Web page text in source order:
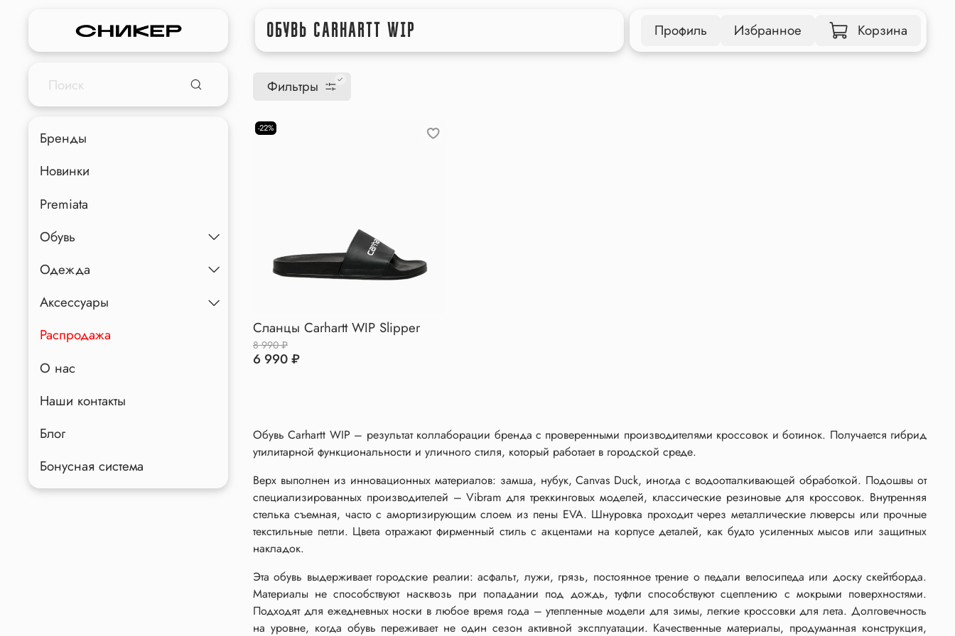
ОБУВЬ CARHARTT WIP Профиль Избранное Корзина
Фильтры
-22%
Сланцы Carhartt WIP Slipper
8 990 ₽
6 990 ₽
Обувь Carhartt WIP – результат коллаборации бренда с проверенными производителями кроссовок и ботинок. Получается гибрид
утилитарной функциональности и уличного стиля, который работает в городской среде.
Верх выполнен из инновационных материалов: замша, нубук, Canvas Duck, иногда с водоотталкивающей обработкой. Подошвы от
специализированных производителей – Vibram для треккинговых моделей, классические резиновые для кроссовок. Внутренняя
стелька съемная, часто с амортизирующим слоем из пены EVA. Шнуровка проходит через металлические люверсы или прочные
текстильные петли. Цвета отражают фирменный стиль с акцентами на корпусе деталей, как будто усиленных мысов или защитных
накладок.
Эта обувь выдерживает городские реалии: асфальт, лужи, грязь, постоянное трение о педали велосипеда или доску скейтборда.
Материалы не способствуют насквозь при попадании под дождь, туфли способствуют сцеплению с мокрыми поверхностями.
Подходят для ежедневных носки в любое время года – утепленные модели для зимы, легкие кроссовки для лета. Долговечность
на уровне, когда обувь переживает не один сезон активной эксплуатации. Качественные материалы, продуманная конструкция,
Бренды
Новинки
Premiata
Обувь
Одежда
Аксессуары
Распродажа
О нас
Наши контакты
Блог
Бонусная система